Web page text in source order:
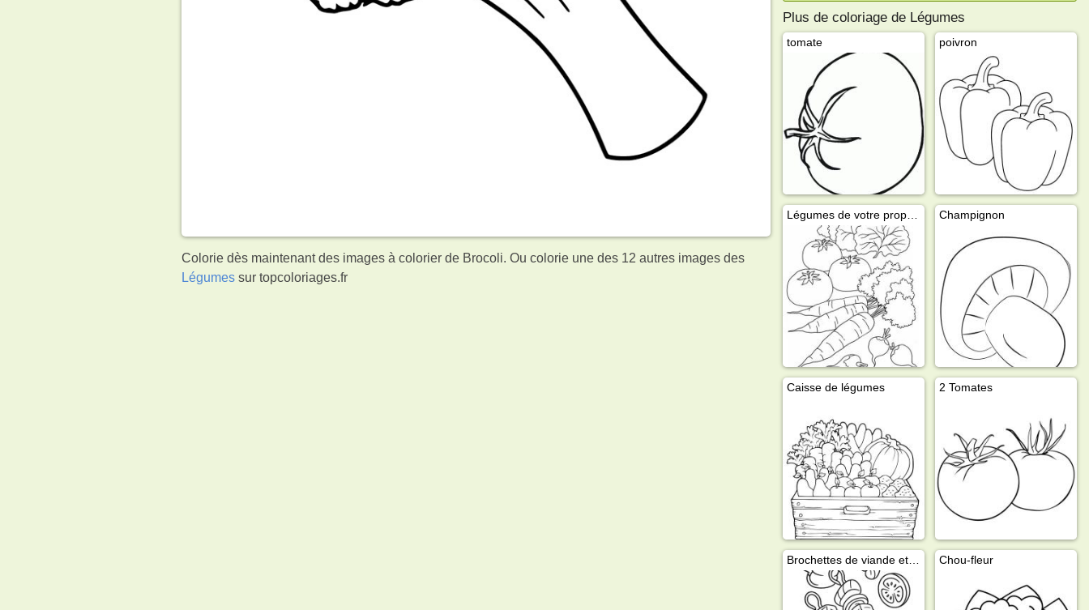
Colorie dès maintenant des images à colorier de Brocoli. Ou colorie une des 12 autres images des
Légumes sur topcoloriages.fr
Plus de coloriage de Légumes
tomate poivron
Légumes de votre propre potager Champignon
Caisse de légumes 2 Tomates
Brochettes de viande et légumes Chou-fleur